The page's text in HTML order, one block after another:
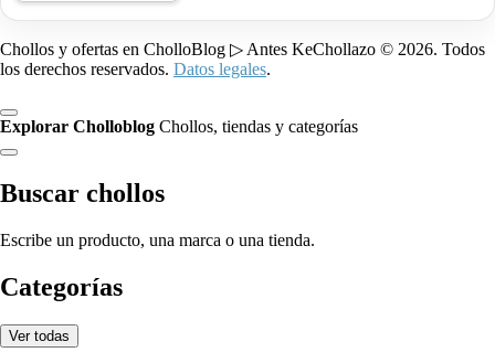
Chollos y ofertas en CholloBlog ▷ Antes KeChollazo © 2026. Todos
los derechos reservados. Datos legales.
Explorar Cholloblog Chollos, tiendas y categorías
Buscar chollos
Escribe un producto, una marca o una tienda.
Categorías
Ver todas